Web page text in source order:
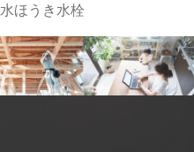
水ほうき水栓